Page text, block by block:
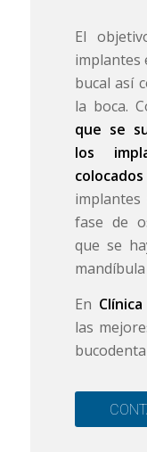
El
implantes
bucal así
la boca.
que se
los
fase de
que se
En
las